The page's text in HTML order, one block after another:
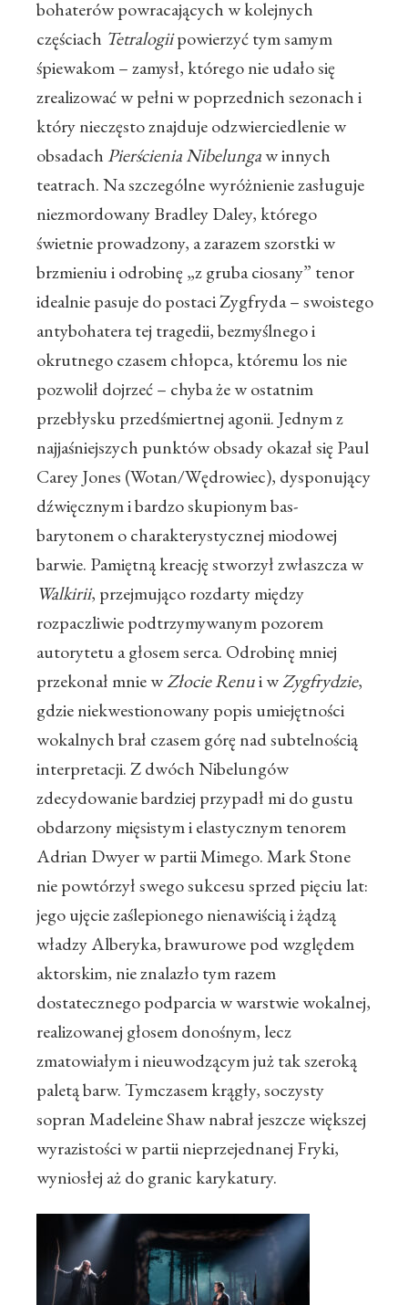
bohaterów powracających w kolejnych
częściach Tetralogiipowierzyć tym samym
śpiewakom – zamysł, którego nie udało się
zrealizować w pełni w poprzednich sezonach i
który nieczęsto znajduje odzwierciedlenie w
obsadachPierścienia Nibelungaw innych
teatrach. Na szczególne wyróżnienie zasługuje
niezmordowany Bradley Daley, którego
świetnie prowadzony, a zarazem szorstki w
brzmieniu i odrobinę „z gruba ciosany” tenor
idealnie pasuje do postaci Zygfryda – swoistego
antybohatera tej tragedii, bezmyślnego i
okrutnego czasem chłopca, któremu los nie
pozwolił dojrzeć – chyba że w ostatnim
przebłysku przedśmiertnej agonii. Jednym z
najjaśniejszych punktów obsady okazał się Paul
Carey Jones (Wotan/Wędrowiec), dysponujący
dźwięcznym i bardzo skupionym bas-
barytonem o charakterystycznej miodowej
barwie. Pamiętną kreację stworzył zwłaszcza w
Walkirii, przejmująco rozdarty między
rozpaczliwie podtrzymywanym pozorem
autorytetu a głosem serca. Odrobinę mniej
przekonał mnie wZłocie Renui wZygfrydzie,
gdzie niekwestionowany popis umiejętności
wokalnych brał czasem górę nad subtelnością
interpretacji. Z dwóch Nibelungów
zdecydowanie bardziej przypadł mi do gustu
obdarzony mięsistym i elastycznym tenorem
Adrian Dwyer w partii Mimego. Mark Stone
nie powtórzył swego sukcesu sprzed pięciu lat:
jego ujęcie zaślepionego nienawiścią i żądzą
władzy Alberyka, brawurowe pod względem
aktorskim, nie znalazło tym razem
dostatecznego podparcia w warstwie wokalnej,
realizowanej głosem donośnym, lecz
zmatowiałym i nieuwodzącym już tak szeroką
paletą barw. Tymczasem krągły, soczysty
sopran Madeleine Shaw nabrał jeszcze większej
wyrazistości w partii nieprzejednanej Fryki,
wyniosłej aż do granic karykatury.